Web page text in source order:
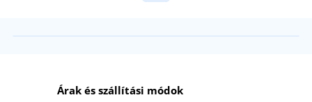
Árak és szállítási módok